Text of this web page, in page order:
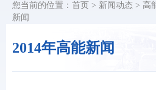
2014年高能新闻
您当前的位置： 首页 > 新闻动态 > 高
新闻